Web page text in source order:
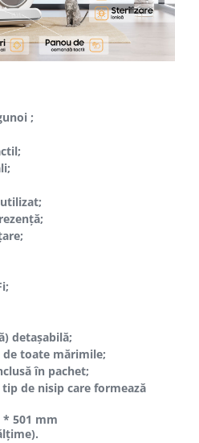
;
detașabilă;
toate mărimile;
în pachet;
de nisip care formează
* 501 mm